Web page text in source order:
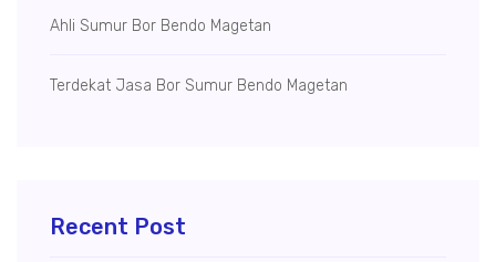
Ahli Sumur Bor Bendo Magetan
Terdekat Jasa Bor Sumur Bendo Magetan
Recent Post